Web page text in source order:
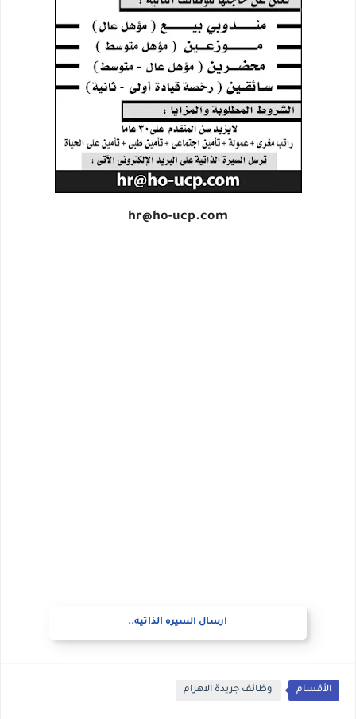
hr@ho-ucp.com
ارسال السيره الذاتيه..
الأقسام وظائف جريدة الاهرام